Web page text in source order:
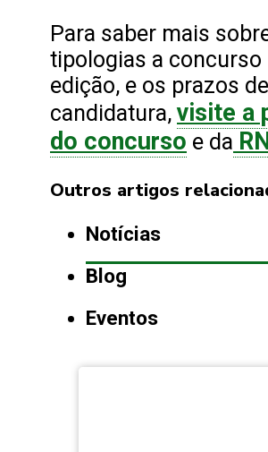
Para saber mais
tipologias a concurso
edição, e os prazos de
candidatura,visite a
do concurso e da
Outros artigos
Notícias
Blog
Eventos